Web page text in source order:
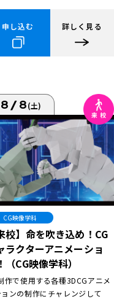
申し込む 詳しく見る
8/8(土)
CG映像学科
校】命を吹き込め！CG
ラクターアニメーショ
（CG映像学科）
作で使用する各種3DCGアニメ
ンの制作にチャレンジして